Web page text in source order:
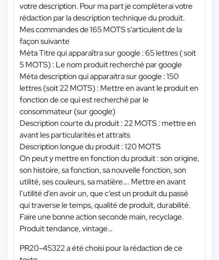
votre description. Pour ma part je compléterai votre
rédaction par la description technique du produit.
Mes commandes de 165 MOTS s’articulent de la
façon suivante
Méta Titre qui apparaîtra sur google : 65 lettres ( soit
5 MOTS) : Le nom produit recherché par google
Méta description qui apparaitra sur google : 150
lettres (soit 22 MOTS) : Mettre en avant le produit en
fonction de ce qui est recherché par le
consommateur (sur google)
Description courte du produit : 22 MOTS : mettre en
avant les particularités et attraits
Description longue du produit : 120 MOTS
On peut y mettre en fonction du produit : son origine,
son histoire, sa fonction, sa nouvelle fonction, son
utilité, ses couleurs, sa matière…. Mettre en avant
l’utilité d’en avoir un, que c’est un produit du passé
qui traverse le temps, qualité de produit, durabilité.
Faire une bonne action seconde main, recyclage.
Produit tendance, vintage…
PR20-45322 a été choisi pour la rédaction de ce